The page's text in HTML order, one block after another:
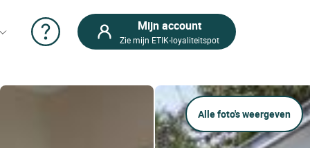
Mijn account
Zie mijn ETIK-loyaliteitspot
Alle foto's weergeven